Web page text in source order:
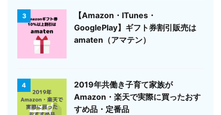
3
【Amazon・ITunes・
GooglePlay】ギフト券割引販売は
amaten（アマテン）
4
2019年共働き子育て家族が
Amazon・楽天で実際に買ったおす
すめ品・定番品